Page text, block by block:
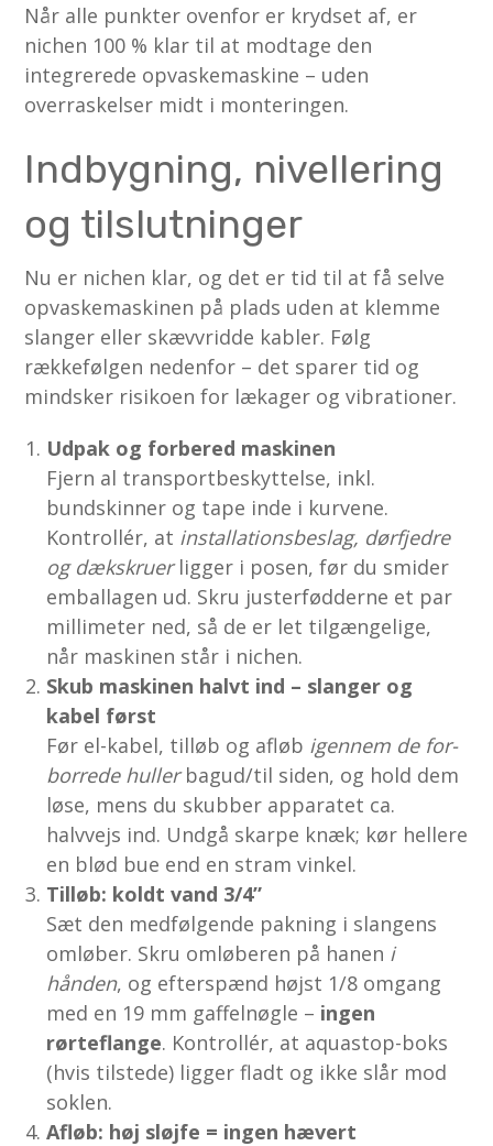
Når alle punkter ovenfor er krydset af, er
nichen 100 % klar til at modtage den
integrerede opvaskemaskine – uden
overraskelser midt i monteringen.
Indbygning, nivellering
og tilslutninger
Nu er nichen klar, og det er tid til at få selve
opvaskemaskinen på plads uden at klemme
slanger eller skæv­vridde kabler. Følg
rækkefølgen nedenfor – det sparer tid og
mindsker risikoen for lækager og vibrationer.
Udpak og forbered maskinen
Fjern al transportbeskyttelse, inkl.
bundskinner og tape inde i kurvene.
Kontrollér, at installationsbeslag, dørfjedre
og dækskruerligger i posen, før du smider
emballagen ud. Skru justerfødderne et par
millimeter ned, så de er let tilgængelige,
når maskinen står i nichen.
Skub maskinen halvt ind – slanger og
kabel først
Før el-kabel, tilløb og afløb igennem de for­
borrede hullerbagud/til siden, og hold dem
løse, mens du skubber apparatet ca.
halvvejs ind. Undgå skarpe knæk; kør hellere
en blød bue end en stram vinkel.
Tilløb: koldt vand 3/4”
Sæt den medfølgende pakning i slangens
omløber. Skru omløberen på hanen i
hånden, og efterspænd højst 1/8 omgang
med en 19 mm gaffelnøgle – ingen
rørteflange. Kontrollér, at aquastop-boks
(hvis til­stede) ligger fladt og ikke slår mod
soklen.
Afløb: høj sløjfe = ingen hævert